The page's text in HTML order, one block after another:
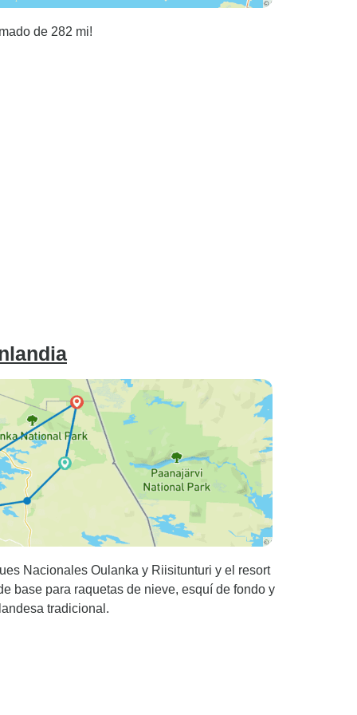
de 282 mi!
Nacionales Oulanka y Riisitunturi y el resort
base para raquetas de nieve, esquí de fondo y
tradicional.